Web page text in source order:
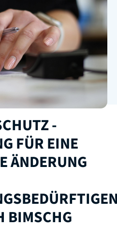
-
FÜR EINE
ÄNDERUNG
BIMSCHG